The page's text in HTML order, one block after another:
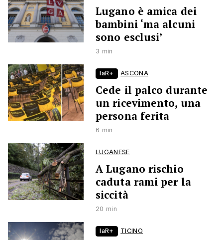
Lugano è amica dei
bambini ‘ma alcuni
sono esclusi’
3 min
laR+ ASCONA
Cede il palco durante
un ricevimento, una
persona ferita
6 min
LUGANESE
A Lugano rischio
caduta rami per la
siccità
20 min
laR+ TICINO